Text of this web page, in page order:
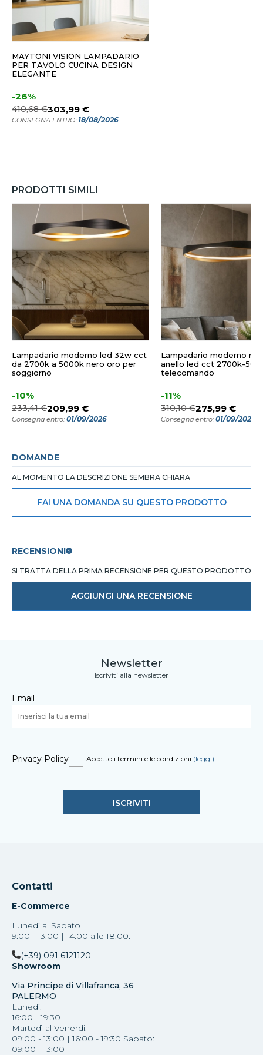
MAYTONI VISION LAMPADARIO
PER TAVOLO CUCINA DESIGN
ELEGANTE
-26%
410,68 €303,99 €
CONSEGNA ENTRO: 18/08/2026
PRODOTTI SIMILI
Lampadario moderno led 32w cct
da 2700k a 5000k nero oro per
soggiorno
-10%
233,41 €209,99 €
Consegna entro: 01/09/2026
Lampadario moderno
anello led cct 2700k-
telecomando
-11%
310,10 €275,99 €
Consegna entro: 01/09/2026
DOMANDE
AL MOMENTO LA DESCRIZIONE SEMBRA CHIARA
FAI UNA DOMANDA SU QUESTO PRODOTTO
RECENSIONI
SI TRATTA DELLA PRIMA RECENSIONE PER QUESTO PRODOTTO
AGGIUNGI UNA RECENSIONE
Newsletter
Iscriviti alla newsletter
Email
Privacy Policy Accetto i termini e le condizioni (leggi)
Contatti
E-Commerce
Lunedì al Sabato
9:00 - 13:00 | 14:00 alle 18:00.
(+39) 091 6121120
Showroom
Via Principe di Villafranca, 36
PALERMO
Lunedì:
16:00 - 19:30
Martedì al Venerdi:
09:00 - 13:00 | 16:00 - 19:30 Sabato:
09:00 - 13:00